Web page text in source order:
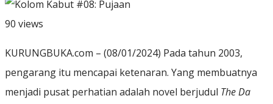
90 views
KURUNGBUKA.com – (08/01/2024) Pada tahun 2003,
pengarang itu mencapai ketenaran. Yang membuatnya
menjadi pusat perhatian adalah novel berjudul The Da